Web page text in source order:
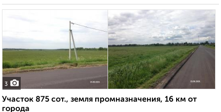
3
Участок 875 сот., земля промназначения, 16 км от
города